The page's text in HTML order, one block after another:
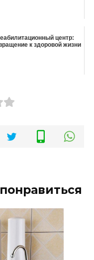
центр:
к здоровой жизни